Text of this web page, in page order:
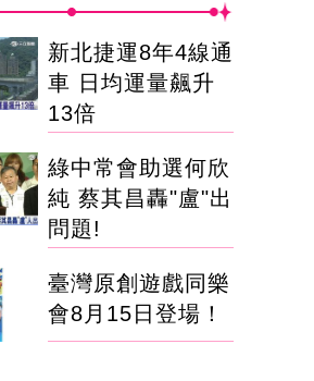
新北捷運8年4線通
車 日均運量飆升
13倍
綠中常會助選何欣
純 蔡其昌轟"盧"出
問題!
臺灣原創遊戲同樂
會8月15日登場！